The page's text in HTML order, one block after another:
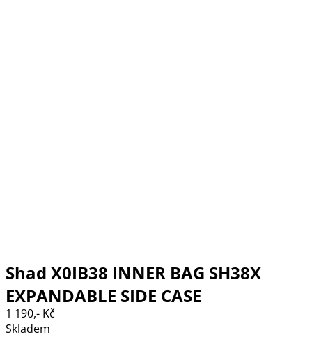
Shad X0IB38 INNER BAG SH38X
EXPANDABLE SIDE CASE
1 190,- Kč
Skladem